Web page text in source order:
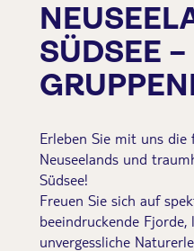
SÜDSEE –
Erleben Sie mit uns die
Neuseelands und
Südsee!
Freuen Sie sich auf
beeindruckende
unvergessliche